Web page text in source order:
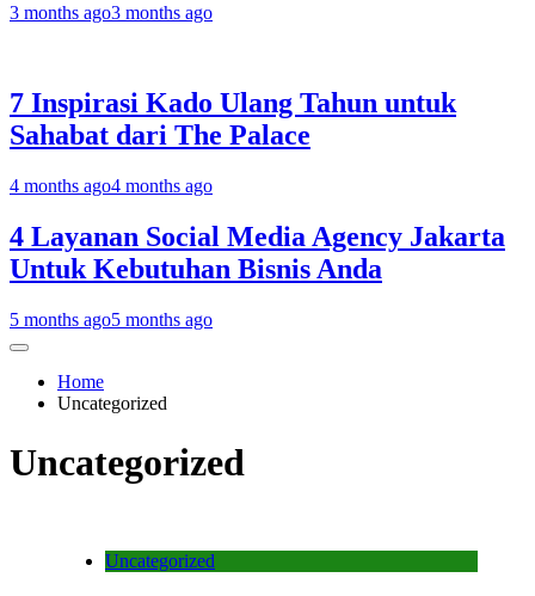
3 months ago3 months ago
7 Inspirasi Kado Ulang Tahun untuk
Sahabat dari The Palace
4 months ago4 months ago
4 Layanan Social Media Agency Jakarta
Untuk Kebutuhan Bisnis Anda
5 months ago5 months ago
Home
Uncategorized
Uncategorized
Uncategorized